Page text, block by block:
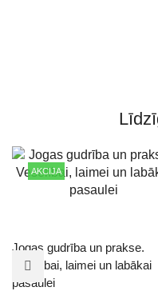
AKCIJA
Jogas gudrība un prakse.
Veselībai, laimei un labākai
pasaulei